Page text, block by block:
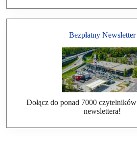
Bezpłatny Newsletter
Dołącz do ponad 7000
newslettera!